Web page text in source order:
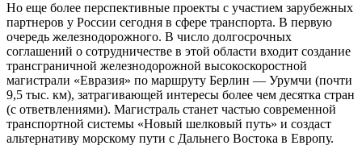
Но еще более перспективные проекты с участием зарубежных
партнеров у России сегодня в сфере транспорта. В первую
очередь железнодорожного. В число долгосрочных
соглашений о сотрудничестве в этой области входит создание
трансграничной железнодорожной высокоскоростной
магистрали «Евразия» по маршруту Берлин — Урумчи (почти
9,5 тыс. км), затрагивающей интересы более чем десятка стран
(с ответвлениями). Магистраль станет частью современной
транспортной системы «Новый шелковый путь» и создаст
альтернативу морскому пути с Дальнего Востока в Европу.